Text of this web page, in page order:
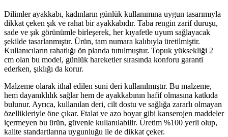
Dilimler ayakkabı, kadınların günlük kullanımına uygun tasarımıyla
dikkat çeken şık ve rahat bir ayakkabıdır. Taba rengin zarif duruşu,
sade ve şık görünümle birleşerek, her kıyafetle uyum sağlayacak
şekilde tasarlanmıştır. Ürün, tam numara kalıbıyla üretilmiştir.
Kullanıcıların rahatlığı ön planda tutulmuştur. Topuk yüksekliği 2
cm olan bu model, günlük hareketler sırasında konforu garanti
ederken, şıklığı da korur.
Malzeme olarak ithal edilen suni deri kullanılmıştır. Bu malzeme,
hem dayanıklılık sağlar hem de ayakkabının hafif olmasına katkıda
bulunur. Ayrıca, kullanılan deri, cilt dostu ve sağlığa zararlı olmayan
özellikleriyle öne çıkar. Ftalat ve azo boyar gibi kanserojen maddeler
içermeyen bu ürün, güvenle kullanılabilir. Üretim %100 yerli olup,
kalite standartlarına uygunluğu ile de dikkat çeker.